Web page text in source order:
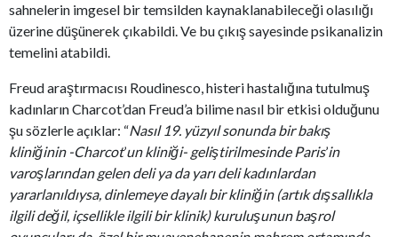
sahnelerin imgesel bir temsilden kaynaklanabileceği olasılığı
üzerine düşünerek çıkabildi. Ve bu çıkış sayesinde psikanalizin
temelini atabildi.
Freud araştırmacısı Roudinesco, histeri hastalığına tutulmuş
kadınların Charcot’dan Freud’a bilime nasıl bir etkisi olduğunu
şu sözlerle açıklar: “Nasıl 19. yüzyıl sonunda bir bakış
kliniğinin -Charcot’un kliniği- geliştirilmesinde Paris’in
varoşlarından gelen deli ya da yarı deli kadınlardan
yararlanıldıysa, dinlemeye dayalı bir kliniğin (artık dışsallıkla
ilgili değil, içsellikle ilgili bir klinik) kuruluşunun başrol